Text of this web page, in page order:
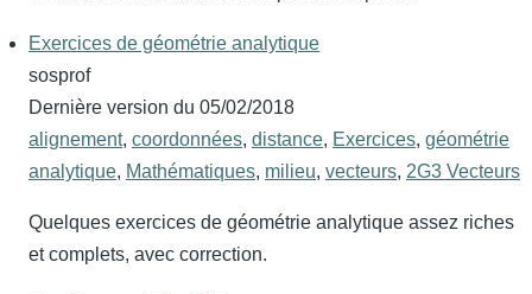
Exercices de géométrie analytique
sosprof
Dernière version du 05/02/2018
alignement, coordonnées, distance, Exercices, géométrie
analytique, Mathématiques, milieu, vecteurs, 2G3 Vecteurs
Quelques exercices de géométrie analytique assez riches
et complets, avec correction.